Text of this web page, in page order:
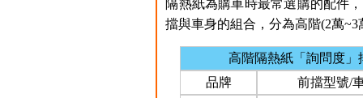
隔熱紙為購車時最常選購的配件
擋與車身的組合，分為高階(2萬
高階隔熱紙「詢問度」
品牌
前擋型號/